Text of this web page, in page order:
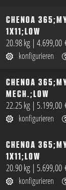
CHENOA
1X11;LOW
öffnen
20.98 kg | 4.699,00
konfigurieren
CHENOA
MECH.;LOW
öffnen
22.25 kg | 5.199,00
konfigurieren
CHENOA
1X11;LOW
öffnen
20.90 kg | 5.699,00
konfigurieren